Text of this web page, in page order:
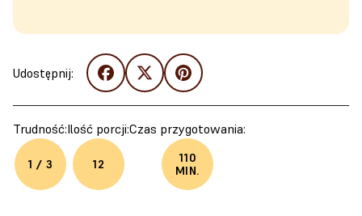
Udostępnij:
Trudność:
1 / 3
Ilość porcji:
12
Czas przygotowania:
110
MIN.